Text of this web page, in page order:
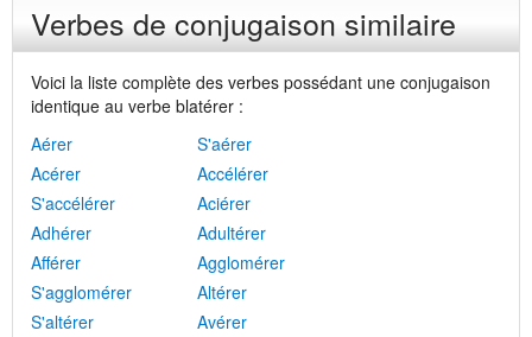
Verbes de conjugaison similaire
Voici la liste complète des verbes possédant une conjugaison
identique au verbe blatérer :
Aérer
S'aérer
Acérer
Accélérer
S'accélérer
Aciérer
Adhérer
Adultérer
Afférer
Agglomérer
S'agglomérer
Altérer
S'altérer
Avérer